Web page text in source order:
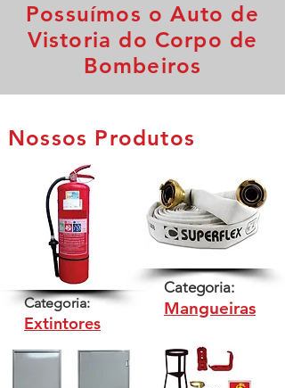
Possuímos o Auto de
Vistoria do Corpo de
Bombeiros
Nossos Produtos
Categoria:
Extintores
Categoria:
Mangueiras